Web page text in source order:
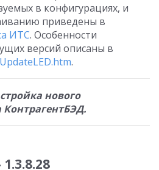
в конфигурациях, и
приведены в
ИТС. Особенности
версий описаны в
UpdateLED.htm.
нового
КонтрагентБЭД.